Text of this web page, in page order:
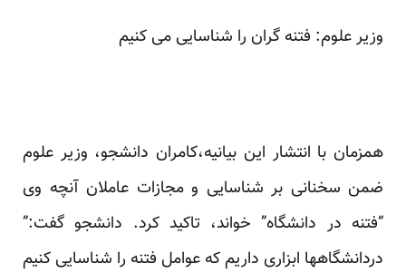
وزیر علوم: فتنه گران را شناسایی می کنیم
همزمان با انتشار این بیانیه،کامران دانشجو، وزیر علوم
ضمن سخنانی بر شناسایی و مجازات عاملان آنچه وی
“فتنه در دانشگاه” خواند، تاکید کرد. دانشجو گفت:”
دردانشگاهها ابزاری داریم که عوامل فتنه را شناسایی کنیم